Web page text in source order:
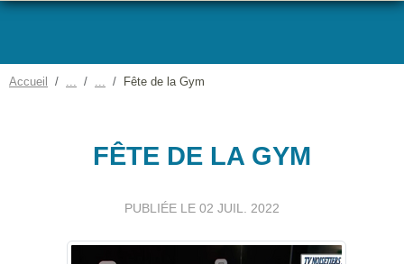
Accueil Fête de la Gym
FÊTE DE LA GYM
PUBLIÉE LE 02 JUIL. 2022